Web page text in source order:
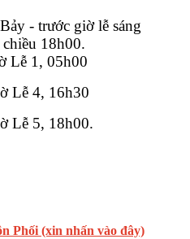
- trước giờ lễ sáng
18h00.
Lễ 1, 05h00
16h30
18h00.
Phối (xin nhấn vào đây)